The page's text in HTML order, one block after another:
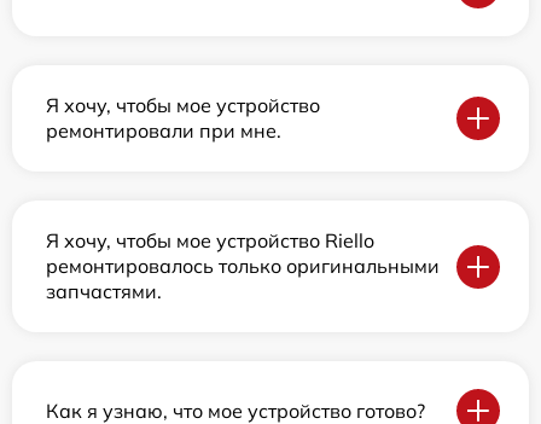
Я хочу, чтобы мое устройство
ремонтировали при мне.
Я хочу, чтобы мое устройство Riello
ремонтировалось только оригинальными
запчастями.
Как я узнаю, что мое устройство готово?